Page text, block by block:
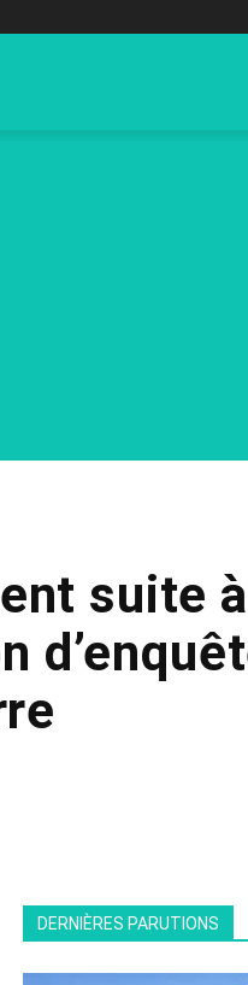
suite
DERNIÈRES PARUTIONS